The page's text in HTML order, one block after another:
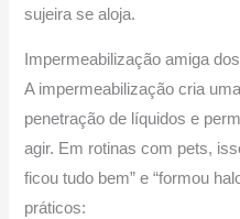
sujeira se aloja.
Impermeabilização amiga
A impermeabilização cria
penetração de líquidos e
agir. Em rotinas com pets,
ficou tudo bem” e “formou
práticos: